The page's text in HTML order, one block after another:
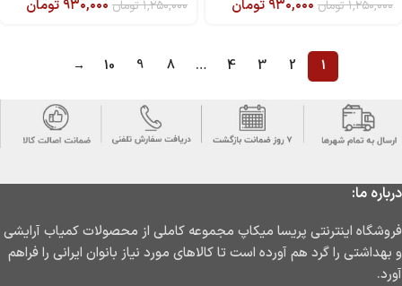
۱,۲۵۰,۰۰۰تومان ۹۳۰,۰۰۰ تومان ۱,۲۵۰,۰۰۰تومان ۹۳۰,۰۰۰ تومان
1
2
3
4
…
8
9
10
→
درباره ما:
فروشگاه اینترنتی پریسا میکاپ مجموعه کاملی از محصولات کمیاب آرایشی
و بهداشتی را گرد هم آورده است تا کالاهای مورد نیاز بانوان ایرانی را فراهم
آورد.